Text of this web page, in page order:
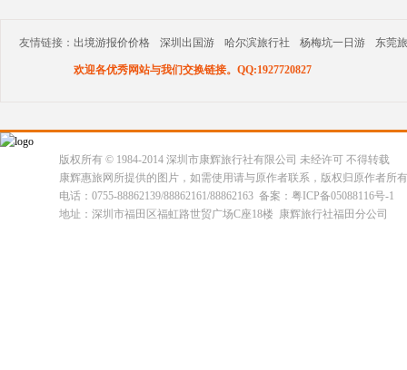
友情链接： 出境游报价价格 深圳出国游 哈尔滨旅行社 杨梅坑一日游 东莞
欢迎各优秀网站与我们交换链接。QQ:1927720827
版权所有 © 1984-2014 深圳市康辉旅行社有限公司 未经许可 不得转载
康辉惠旅网所提供的图片，如需使用请与原作者联系，版权归原作者所
电话：0755-88862139/88862161/88862163 备案：粤ICP备05088116号-1
地址：深圳市福田区福虹路世贸广场C座18楼 康辉旅行社福田分公司